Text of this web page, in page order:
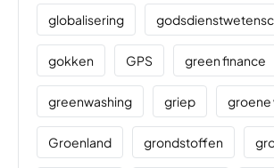
globalisering
gokken GPS green finance
greenwashing griep groene
Groenland grondstoffen